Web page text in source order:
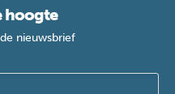
hoogte
nieuwsbrief